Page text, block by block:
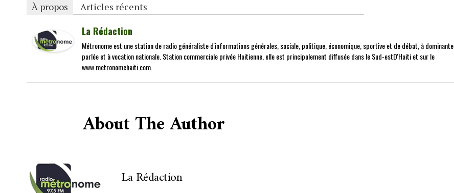
À propos Articles récents
La Rédaction
Métronome est une station de radio généraliste d'informations générales, sociale, politique, économique, sportive et de débat, à dominante
parlée et à vocation nationale. Station commerciale privée Haitienne, elle est principalement diffusée dans le Sud-estD'Haiti et sur le
www.metronomehaiti.com.
About The Author
La Rédaction